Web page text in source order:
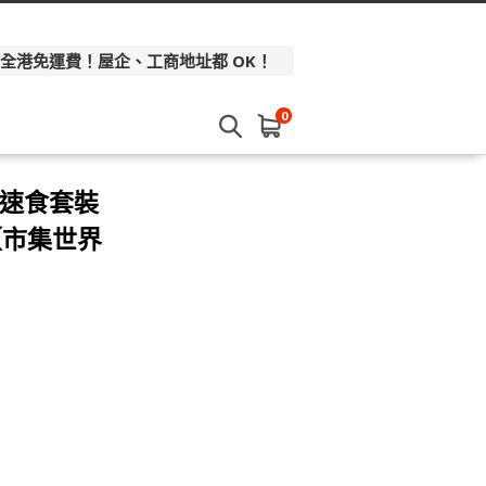
港免運費！屋企、工商地址都 OK！
0
食套裝
集世界